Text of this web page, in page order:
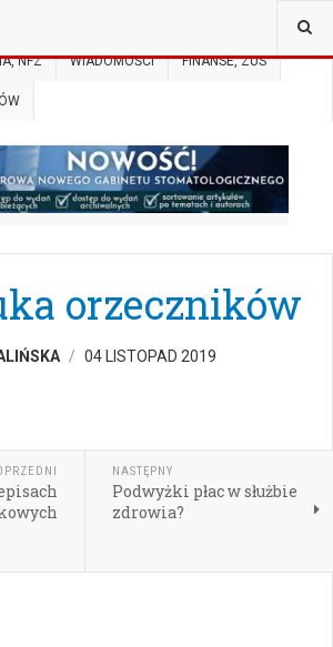
NFZ WIADOMOŚCI FINANSE, ZUS
orzeczników
04 LISTOPAD 2019
NASTĘPNY
Podwyżki płac w służbie
zdrowia?